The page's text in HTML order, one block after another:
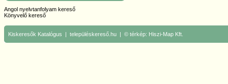
Angol nyelvtanfolyam kereső
Könyvelő kereső
Kiskeresők Katalógus | településkereső.hu | © térkép: Hiszi-Map Kft.